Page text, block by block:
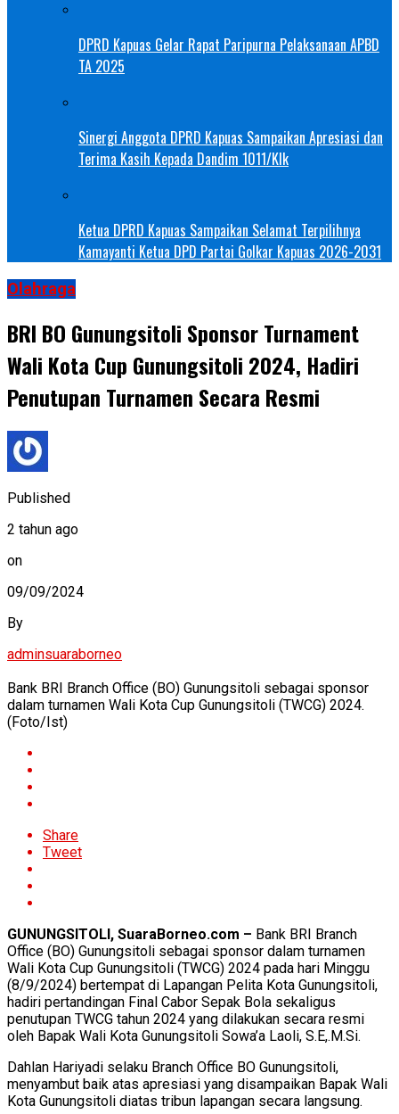
DPRD Kapuas Gelar Rapat Paripurna Pelaksanaan APBD
TA 2025
Sinergi Anggota DPRD Kapuas Sampaikan Apresiasi dan
Terima Kasih Kepada Dandim 1011/Klk
Ketua DPRD Kapuas Sampaikan Selamat Terpilihnya
Kamayanti Ketua DPD Partai Golkar Kapuas 2026-2031
Olahraga
BRI BO Gunungsitoli Sponsor Turnament
Wali Kota Cup Gunungsitoli 2024, Hadiri
Penutupan Turnamen Secara Resmi
Published
2 tahun ago
on
09/09/2024
By
adminsuaraborneo
Bank BRI Branch Office (BO) Gunungsitoli sebagai sponsor
dalam turnamen Wali Kota Cup Gunungsitoli (TWCG) 2024.
(Foto/Ist)
Share
Tweet
GUNUNGSITOLI, SuaraBorneo.com – Bank BRI Branch
Office (BO) Gunungsitoli sebagai sponsor dalam turnamen
Wali Kota Cup Gunungsitoli (TWCG) 2024 pada hari Minggu
(8/9/2024) bertempat di Lapangan Pelita Kota Gunungsitoli,
hadiri pertandingan Final Cabor Sepak Bola sekaligus
penutupan TWCG tahun 2024 yang dilakukan secara resmi
oleh Bapak Wali Kota Gunungsitoli Sowa’a Laoli, S.E,.M.Si.
Dahlan Hariyadi selaku Branch Office BO Gunungsitoli,
menyambut baik atas apresiasi yang disampaikan Bapak Wali
Kota Gunungsitoli diatas tribun lapangan secara langsung.